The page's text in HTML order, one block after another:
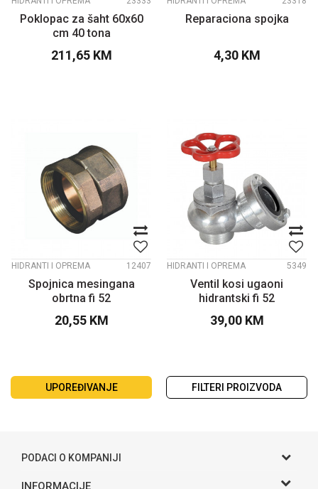
Poklopac za šaht 60x60
cm 40 tona
211,65 KM
Reparaciona spojka
4,30 KM
HIDRANTI I OPREMA 12407
Spojnica mesingana
obrtna fi 52
20,55 KM
HIDRANTI I OPREMA 5349
Ventil kosi ugaoni
hidrantski fi 52
39,00 KM
UPOREĐIVANJE FILTERI PROIZVODA
PODACI O KOMPANIJI
Gama S doo
INFORMACIJE